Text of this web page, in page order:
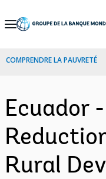
Skip
Navigation
COMPRENDRE LA PAUVRETÉ
Ecuador
Rural